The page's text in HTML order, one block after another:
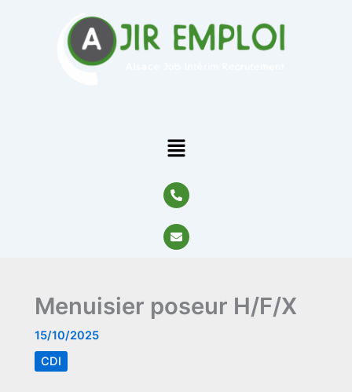
Menu
P
h
o
n
e
-
E
n
v
p
e
Menuisier poseur H/F/X
15/10/2025
CDI